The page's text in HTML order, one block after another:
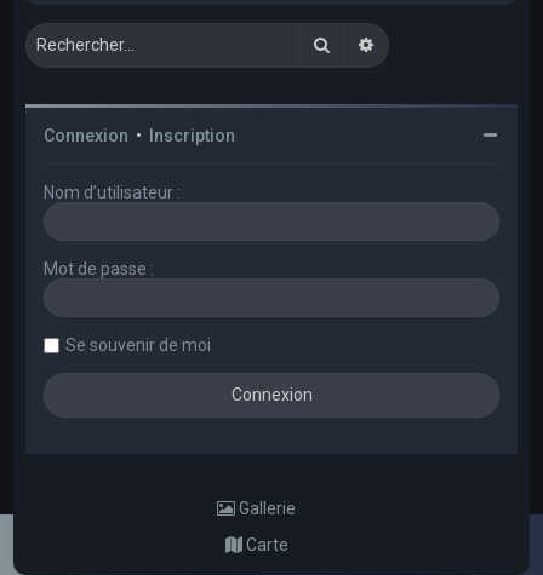
RechercherRecherche avancée
Connexion • Inscription
Nom d’utilisateur :
Mot de passe :
Se souvenir de moi
Gallerie
Carte